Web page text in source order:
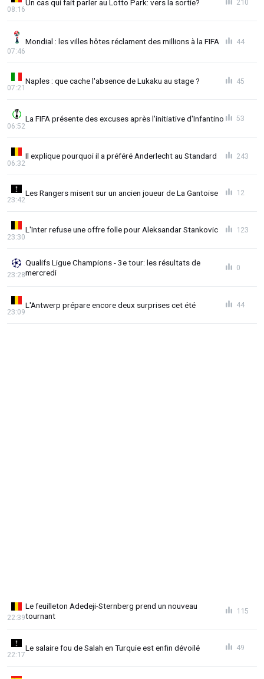
Un cas qui fait parler au Lotto Park: vers la sortie?
08:16
210
Mondial : les villes hôtes réclament des millions à la FIFA
07:46
44
Naples : que cache l'absence de Lukaku au stage ?
07:21
45
La FIFA présente des excuses après l'initiative d'Infantino
06:52
53
Il explique pourquoi il a préféré Anderlecht au Standard
06:32
243
Les Rangers misent sur un ancien joueur de La Gantoise
23:42
12
L'Inter refuse une offre folle pour Aleksandar Stankovic
23:30
123
Qualifs Ligue Champions - 3e tour: les résultats de
mercredi
23:28
0
L'Antwerp prépare encore deux surprises cet été
23:09
44
Le feuilleton Adedeji-Sternberg prend un nouveau
tournant
22:39
115
Le salaire fou de Salah en Turquie est enfin dévoilé
22:17
49